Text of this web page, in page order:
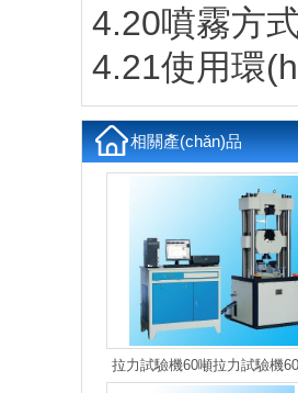
4.20噴霧方
4.21使用環
相關產(chǎn)品
拉力試驗機60噸拉力試驗機